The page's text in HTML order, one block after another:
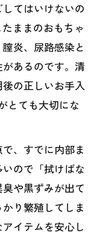
てはいけないの
ままのおもちゃ
炎、尿路感染と
あるのです。清
の正しいお手入
とても大切にな
、すでに内部ま
ので「拭けばな
や黒ずみが出て
り繁殖してしま
イテムを安心し